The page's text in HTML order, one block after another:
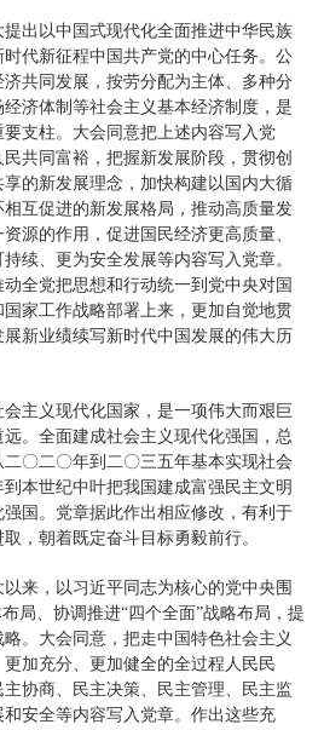
出以中国式现代化全面推进中华民族
代新征程中国共产党的中心任务。公
共同发展，按劳分配为主体、多种分
济体制等社会主义基本经济制度，是
支柱。大会同意把上述内容写入党
共同富裕，把握新发展阶段，贯彻创
的新发展理念，加快构建以国内大循
互促进的新发展格局，推动高质量发
源的作用，促进国民经济更高质量、
续、更为安全发展等内容写入党章。
全党把思想和行动统一到党中央对国
家工作战略部署上来，更加自觉地贯
新业绩续写新时代中国发展的伟大历
主义现代化国家，是一项伟大而艰巨
。全面建成社会主义现代化强国，总
〇二〇年到二〇三五年基本实现社会
本世纪中叶把我国建成富强民主文明
国。党章据此作出相应修改，有利于
，朝着既定奋斗目标勇毅前行。
来，以习近平同志为核心的党中央围
局、协调推进“四个全面”战略布局，提
。大会同意，把走中国特色社会主义
加充分、更加健全的全过程人民民
协商、民主决策、民主管理、民主监
安全等内容写入党章。作出这些充